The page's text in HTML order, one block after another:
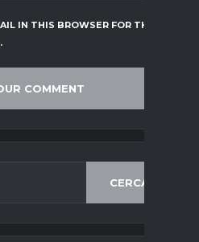
IN THIS BROWSER FOR THE
CERCA